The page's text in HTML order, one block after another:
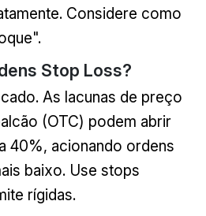
Considere como
Stop Loss?
As lacunas de preço
(OTC) podem abrir
40%, acionando ordens
baixo. Use stops
rígidas.